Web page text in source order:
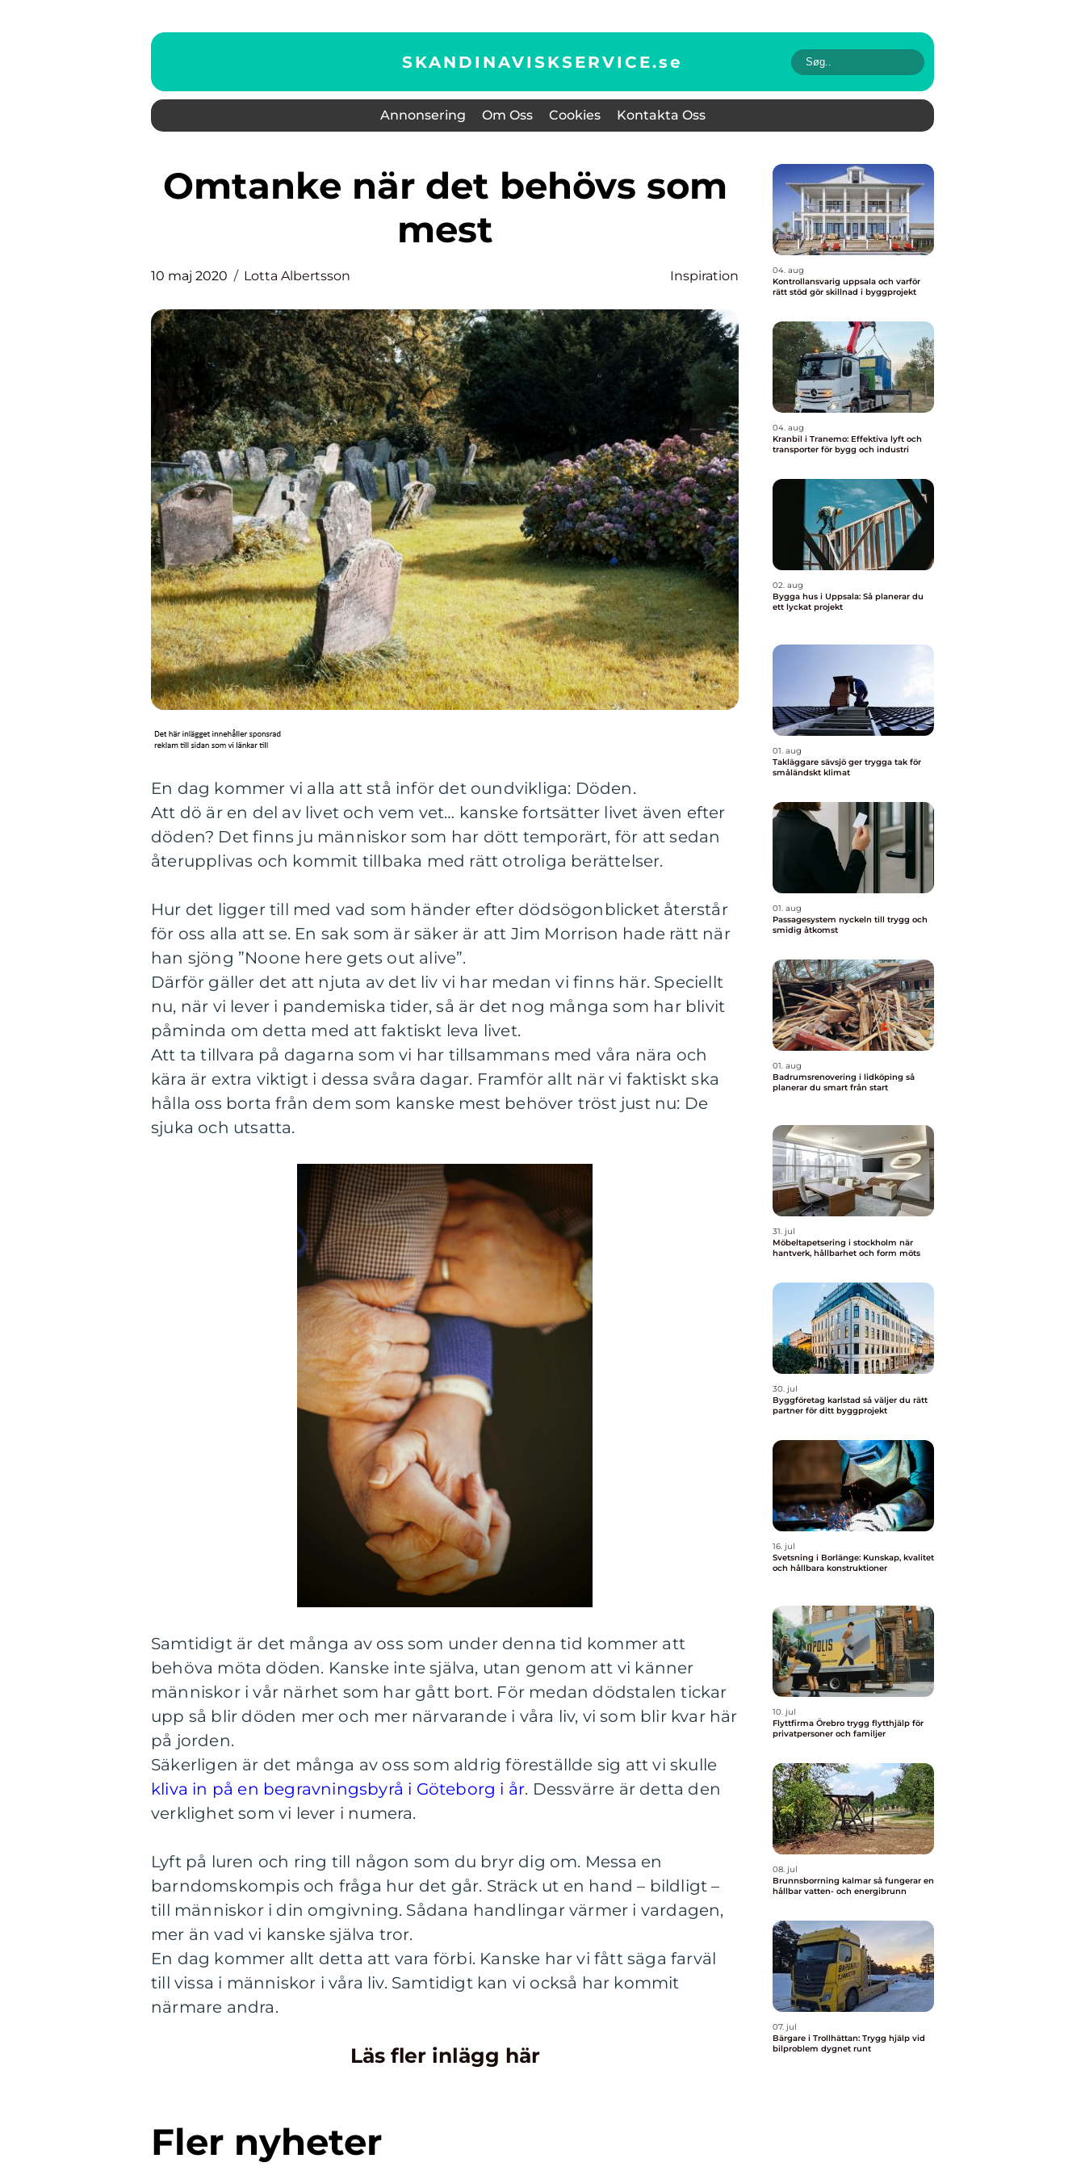
SKANDINAVISKSERVICE.se
Annonsering Om Oss Cookies Kontakta Oss
Omtanke när det behövs som
mest
10 maj 2020 Lotta Albertsson Inspiration
En dag kommer vi alla att stå inför det oundvikliga: Döden.
Att dö är en del av livet och vem vet… kanske fortsätter livet även efter
döden? Det finns ju människor som har dött temporärt, för att sedan
återupplivas och kommit tillbaka med rätt otroliga berättelser.
Hur det ligger till med vad som händer efter dödsögonblicket återstår
för oss alla att se. En sak som är säker är att Jim Morrison hade rätt när
han sjöng ”Noone here gets out alive”.
Därför gäller det att njuta av det liv vi har medan vi finns här. Speciellt
nu, när vi lever i pandemiska tider, så är det nog många som har blivit
påminda om detta med att faktiskt leva livet.
Att ta tillvara på dagarna som vi har tillsammans med våra nära och
kära är extra viktigt i dessa svåra dagar. Framför allt när vi faktiskt ska
hålla oss borta från dem som kanske mest behöver tröst just nu: De
sjuka och utsatta.
Samtidigt är det många av oss som under denna tid kommer att
behöva möta döden. Kanske inte själva, utan genom att vi känner
människor i vår närhet som har gått bort. För medan dödstalen tickar
upp så blir döden mer och mer närvarande i våra liv, vi som blir kvar här
på jorden.
Säkerligen är det många av oss som aldrig föreställde sig att vi skulle
kliva in på en begravningsbyrå i Göteborg i år. Dessvärre är detta den
verklighet som vi lever i numera.
Lyft på luren och ring till någon som du bryr dig om. Messa en
barndomskompis och fråga hur det går. Sträck ut en hand – bildligt –
till människor i din omgivning. Sådana handlingar värmer i vardagen,
mer än vad vi kanske själva tror.
En dag kommer allt detta att vara förbi. Kanske har vi fått säga farväl
till vissa i människor i våra liv. Samtidigt kan vi också har kommit
närmare andra.
Läs fler inlägg här
Fler nyheter
04. aug
Kontrollansvarig uppsala och varför
rätt stöd gör skillnad i byggprojekt
04. aug
Kranbil i Tranemo: Effektiva lyft och
transporter för bygg och industri
02. aug
Bygga hus i Uppsala: Så planerar du
ett lyckat projekt
01. aug
Takläggare sävsjö ger trygga tak för
småländskt klimat
01. aug
Passagesystem nyckeln till trygg och
smidig åtkomst
01. aug
Badrumsrenovering i lidköping så
planerar du smart från start
31. jul
Möbeltapetsering i stockholm när
hantverk, hållbarhet och form möts
30. jul
Byggföretag karlstad så väljer du rätt
partner för ditt byggprojekt
16. jul
Svetsning i Borlänge: Kunskap, kvalitet
och hållbara konstruktioner
10. jul
Flyttfirma Örebro trygg flytthjälp för
privatpersoner och familjer
08. jul
Brunnsborrning kalmar så fungerar en
hållbar vatten- och energibrunn
07. jul
Bärgare i Trollhättan: Trygg hjälp vid
bilproblem dygnet runt